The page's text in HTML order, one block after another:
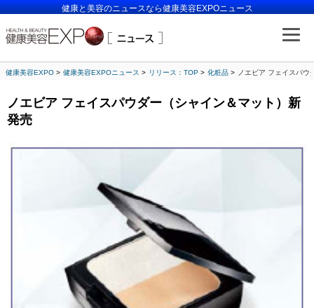
健康と美容のニュースなら健康美容EXPOニュース
健康美容EXPO 健康美容EXPOニュース リリース：TOP 化粧品 ノエビア フェイスパウ
ノエビア フェイスパウダー（シャイン＆マット）新
発売